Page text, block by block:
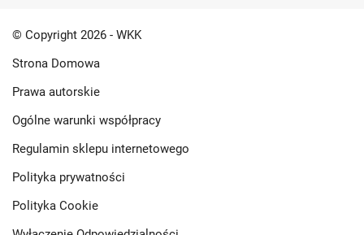
© Copyright 2026 - WKK
Strona Domowa
Prawa autorskie
Ogólne warunki współpracy
Regulamin sklepu internetowego
Polityka prywatności
Polityka Cookie